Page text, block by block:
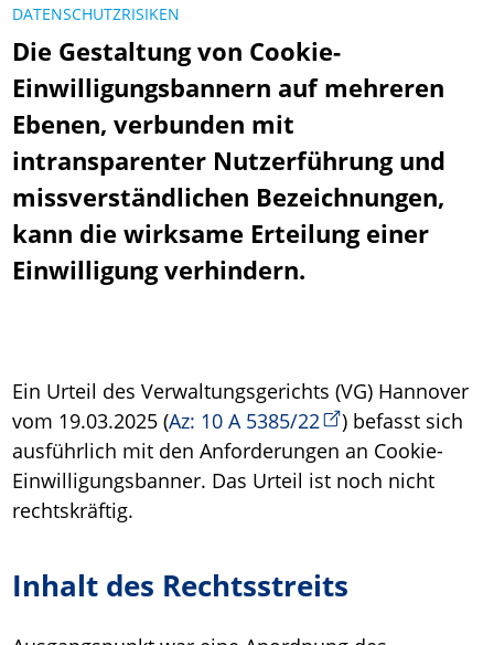
DATENSCHUTZRISIKEN
Die Gestaltung von Cookie-
Einwilligungsbannern auf mehreren
Ebenen, verbunden mit
intransparenter Nutzerführung und
missverständlichen Bezeichnungen,
kann die wirksame Erteilung einer
Einwilligung verhindern.
Ein Urteil des Verwaltungsgerichts (VG) Hannover
vom 19.03.2025 (Az: 10 A 5385/22
) befasst sich
ausführlich mit den Anforderungen an Cookie-
Einwilligungsbanner. Das Urteil ist noch nicht
rechtskräftig.
Inhalt des Rechtsstreits